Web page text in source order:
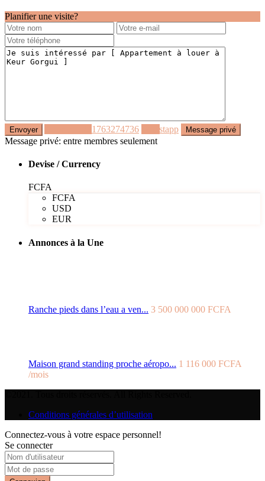
Planifier une visite?
+221763274736
Whastapp
Message privé: entre membres seulement
Devise / Currency
FCFA
FCFA
USD
EUR
Annonces à la Une
Ranche pieds dans l’eau a ven... 3 500 000 000 FCFA
Maison grand standing proche aéropo... 1 116 000 FCFA
/mois
Conditions générales d’utilisation
Connectez-vous à votre espace personnel!
Se connecter